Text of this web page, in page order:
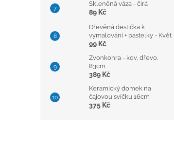
Skleněná váza - čirá
89 Kč
Dřevěná destička k
vymalování + pastelky - Květ
99 Kč
Zvonkohra - kov, dřevo,
83cm
389 Kč
Keramický domek na
čajovou svíčku 16cm
375 Kč